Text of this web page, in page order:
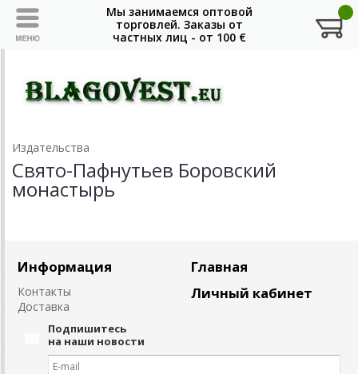
Издательства
Свято-Пафнутьев Боровский
монастырь
Информация
Контакты
Доставка
Главная
Личный кабинет
Подпишитесь
на наши новости